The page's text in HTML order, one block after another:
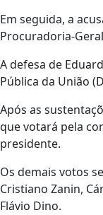
Em seguida, a
Procuradoria-
A defesa de
Pública da União
Após as
que votará pela
presidente.
Os demais votos
Cristiano Zanin,
Flávio Dino.